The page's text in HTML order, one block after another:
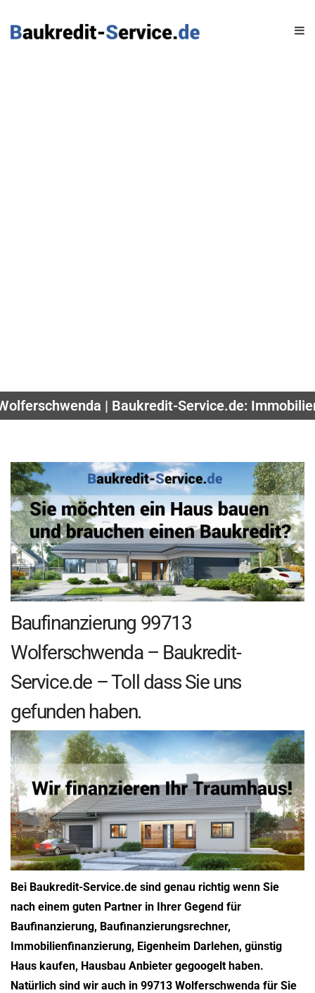
| Baukredit-Service.de:
Baufinanzierung 99713
Wolferschwenda – Baukredit-
Service.de – Toll dass Sie uns
gefunden haben.
Bei Baukredit-Service.de sind genau richtig wenn Sie
nach einem guten Partner in Ihrer Gegend für
Baufinanzierung, Baufinanzierungsrechner,
Immobilienfinanzierung, Eigenheim Darlehen, günstig
Haus kaufen, Hausbau Anbieter gegoogelt haben.
Natürlich sind wir auch in 99713 Wolferschwenda für Sie